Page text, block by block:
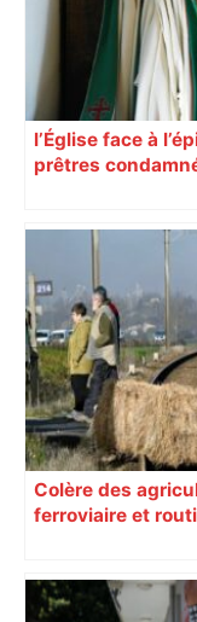
l’Église face à
prêtres
Colère des
ferroviaire et